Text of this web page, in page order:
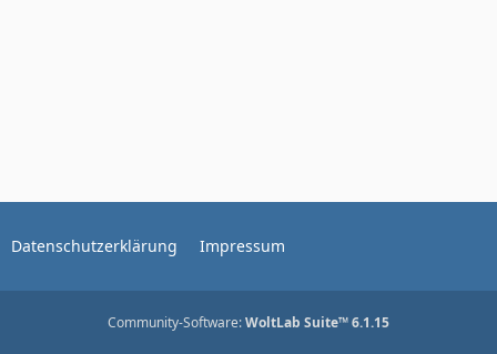
Datenschutzerklärung Impressum
Community-Software:WoltLab Suite™ 6.1.15